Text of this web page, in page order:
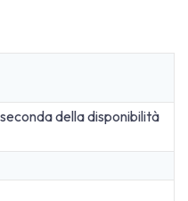
della disponibilità